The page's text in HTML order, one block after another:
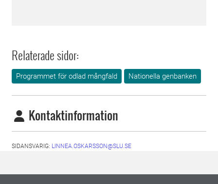
Relaterade sidor:
Programmet för odlad mångfald Nationella genbanken
Kontaktinformation
SIDANSVARIG: LINNEA.OSKARSSON@SLU.SE